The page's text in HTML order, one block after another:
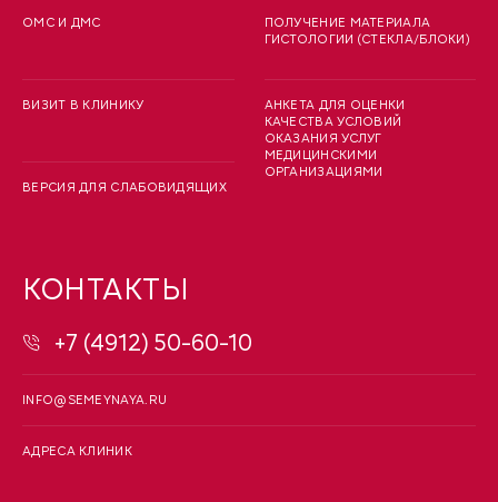
ОМС И ДМС
ВИЗИТ В КЛИНИКУ
ВЕРСИЯ ДЛЯ СЛАБОВИДЯЩИХ
ПОЛУЧЕНИЕ МАТЕРИАЛА
ГИСТОЛОГИИ (СТЕКЛА/БЛОКИ)
АНКЕТА ДЛЯ ОЦЕНКИ
КАЧЕСТВА УСЛОВИЙ
ОКАЗАНИЯ УСЛУГ
МЕДИЦИНСКИМИ
ОРГАНИЗАЦИЯМИ
КОНТАКТЫ
+7 (4912) 50-60-10
INFO@SEMEYNAYA.RU
АДРЕСА КЛИНИК